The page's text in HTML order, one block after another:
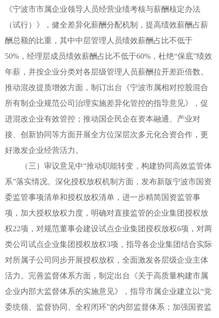
《宁波市市属企业领导人员经营业绩考核与薪酬核定办法
（试行）》，健全差异化薪酬分配机制，提高绩效薪酬占薪
酬总额的比重，其中中层管理人员绩效薪酬占比不低于
50%，经理层成员绩效薪酬占比不低于60%，杜绝“保底”绩效
年薪，并按企业分类对各层级管理人员薪酬拉开差距倍数。
推动混改提质增效方面，制订出台《宁波市属相对控股混合
所有制企业规范公司治理实施差异化管控的指导意见》，促
进混改企业有效管控；推动国企民企在资本融通、产业对
接、创新协同等方面开展全方位深层次多元化合资合作，更
好激发企业经营活力。
（三）审议意见中“推动职能转变，构建协同高效监管体
系”落实情况。深化授权放权机制方面，发布新版宁波市国资
委监管事项清单和授权放权清单，进一步精简国资监管事
项，加大授权放权力度，明确对直接监管的企业集团授权放
权22项，对规范董事会建设试点企业集团授权放权6项，对两
类公司试点企业集团授权放权3项，指导各企业集团结合实际
对所属子公司同步开展授权放权，全面激发各层级企业主体
活力。完善监督体系方面，制定出台《关于高质量构建市属
企业内部大监督体系的实施意见》，指导市属企业建立以“党
委统领、监督协同、全程闭环”的内部监督体系；加强国资监